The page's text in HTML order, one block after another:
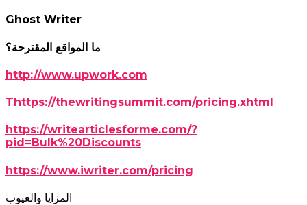
Ghost Writer
ما المواقع المقترحة؟
http://www.upwork.com
Thttps://thewritingsummit.com/pricing.xhtml
https://writearticlesforme.com/?
pid=Bulk%20Discounts
https://www.iwriter.com/pricing
المزايا والعيوب